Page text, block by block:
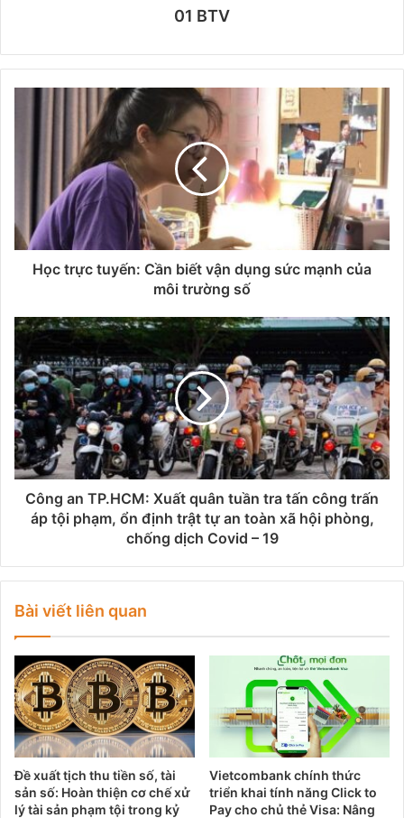
01 BTV
Học trực tuyến: Cần biết vận dụng sức mạnh của
môi trường số
Công an TP.HCM: Xuất quân tuần tra tấn công trấn
áp tội phạm, ổn định trật tự an toàn xã hội phòng,
chống dịch Covid – 19
Bài viết liên quan
Đề xuất tịch thu tiền số, tài
sản số: Hoàn thiện cơ chế xử
lý tài sản phạm tội trong kỷ
Vietcombank chính thức
triển khai tính năng Click to
Pay cho chủ thẻ Visa: Nâng